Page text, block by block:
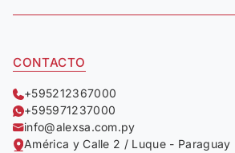
CONTACTO
+595212367000
+595971237000
info@alexsa.com.py
América y Calle 2 / Luque - Paraguay